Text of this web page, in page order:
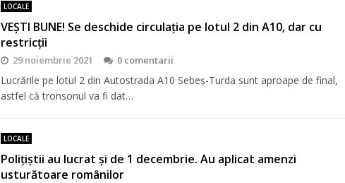
LOCALE
VEȘTI BUNE! Se deschide circulația pe lotul 2 din A10, dar cu
restricții
29 noiembrie 2021 0 comentarii
Lucrările pe lotul 2 din Autostrada A10 Sebeș-Turda sunt aproape de final,
astfel că tronsonul va fi dat…
LOCALE
Polițiștii au lucrat și de 1 decembrie. Au aplicat amenzi
usturătoare românilor